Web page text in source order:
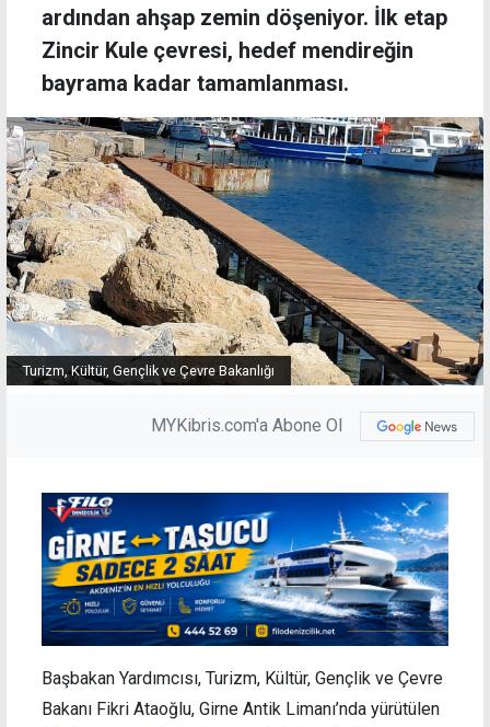
ardından ahşap zemin döşeniyor. İlk etap
Zincir Kule çevresi, hedef mendireğin
bayrama kadar tamamlanması.
Turizm, Kültür, Gençlik ve Çevre Bakanlığı
MYKibris.com'a Abone Ol
Başbakan Yardımcısı, Turizm, Kültür, Gençlik ve Çevre
Bakanı Fikri Ataoğlu, Girne Antik Limanı’nda yürütülen